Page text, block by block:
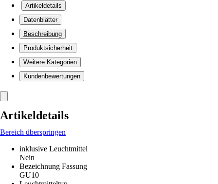
Artikeldetails
Datenblätter
Beschreibung
Produktsicherheit
Weitere Kategorien
Kundenbewertungen
Artikeldetails
Bereich überspringen
inklusive Leuchtmittel
Nein
Bezeichnung Fassung
GU10